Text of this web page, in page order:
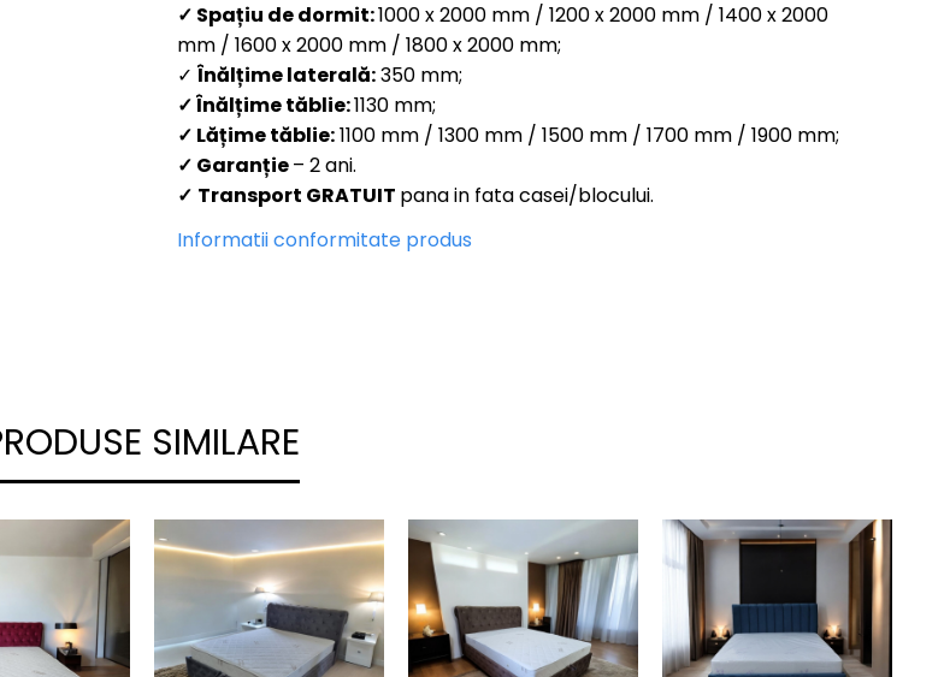
✓ Spațiu de dormit:1000 x 2000 mm / 1200 x 2000 mm / 1400 x 2000
mm / 1600 x 2000 mm / 1800 x 2000 mm;
✓ Înălțime laterală:350 mm;
✓Înălțime tăblie:1130 mm;
✓ Lățime tăblie:1100 mm / 1300 mm / 1500 mm / 1700 mm / 1900 mm;
✓ Garanție– 2 ani.
✓ Transport GRATUIT pana in fata casei/blocului.
Informatii conformitate produs
SIMILARE